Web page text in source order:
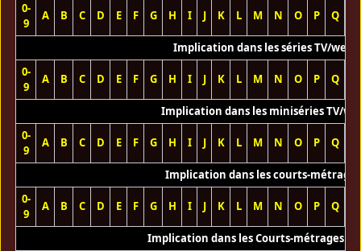
0-
9
A B C D E F G H I J K L M N O P Q
Implication dans les séries TV/web
0-
9
A B C D E F G H I J K L M N O P Q
Implication dans les miniséries TV/
0-
9
A B C D E F G H I J K L M N O P Q
Implication dans les courts-métrages
0-
9
A B C D E F G H I J K L M N O P Q
Implication dans les Courts-métrages